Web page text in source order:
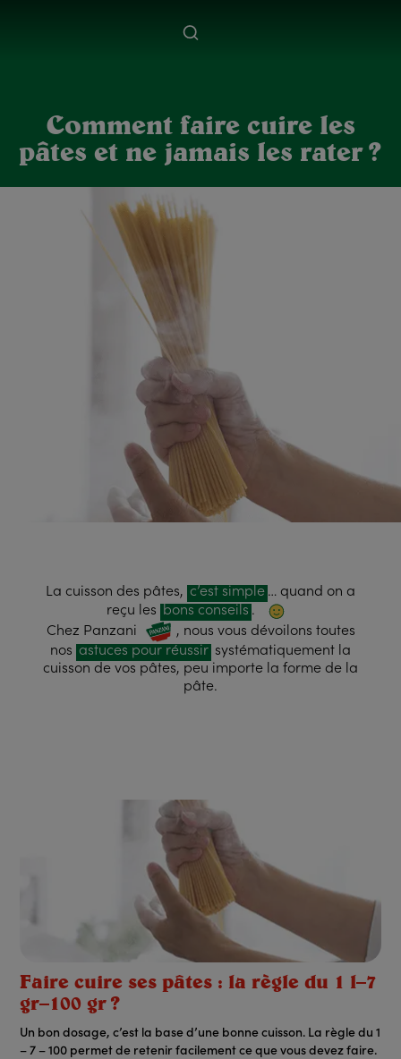
Comment faire cuire les
pâtes et ne jamais les rater ?
La cuisson des pâtes, c’est simple … quand on a
reçu les bons conseils .
Chez Panzani
, nous vous dévoilons toutes
nos astuces pour réussir systématiquement la
cuisson de vos pâtes, peu importe la forme de la
pâte.
Faire cuire ses pâtes : la règle du 1 l–7
gr–100 gr ?
Un bon dosage, c’est la base d’une bonne cuisson. La règle du 1
– 7 – 100 permet de retenir facilement ce que vous devez faire.